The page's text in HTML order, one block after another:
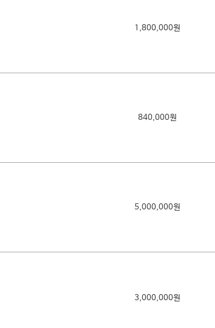
1,800,000원
840,000원
5,000,000원
3,000,000원